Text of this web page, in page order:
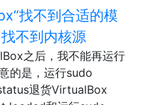
找不到合适的模
不到内核源
之后，我不能再运行
的是，运行sudo
退货VirtualBox